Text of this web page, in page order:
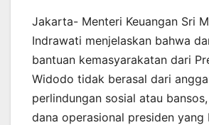
Jakarta- Menteri Keuangan Sri
Indrawati menjelaskan bahwa
bantuan kemasyarakatan dari
Widodo tidak berasal dari
perlindungan sosial atau
dana operasional presiden yang